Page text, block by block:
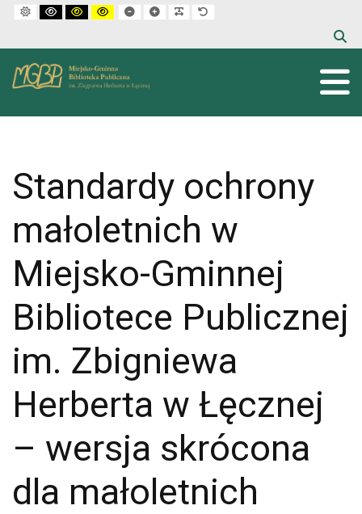
Default mode
High contrast black white mode
High contrast black yellow mode
High contrast yellow black mode
Set smaller font
Set larger font
Make font more readable
Standardy ochrony
małoletnich w
Miejsko-Gminnej
Bibliotece Publicznej
im. Zbigniewa
Herberta w Łęcznej
– wersja skrócona
dla małoletnich